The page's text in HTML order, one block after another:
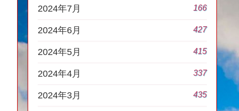
2024年7月 166
2024年6月 427
2024年5月 415
2024年4月 337
2024年3月 435